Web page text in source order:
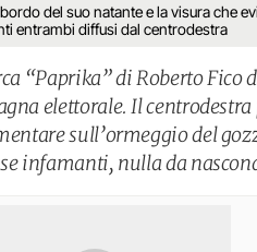
del suo natante e la visura che
entrambi diffusi dal centrodestra
“Paprika” di Roberto Fico
elettorale. Il
sull’ormeggio del
infamanti, nulla da